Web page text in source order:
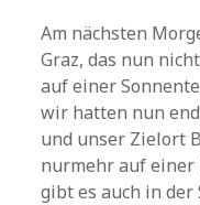
Am nächsten
Graz, das nun
auf einer
wir hatten nun
und unser Zielort
nurmehr auf einer
gibt es auch in